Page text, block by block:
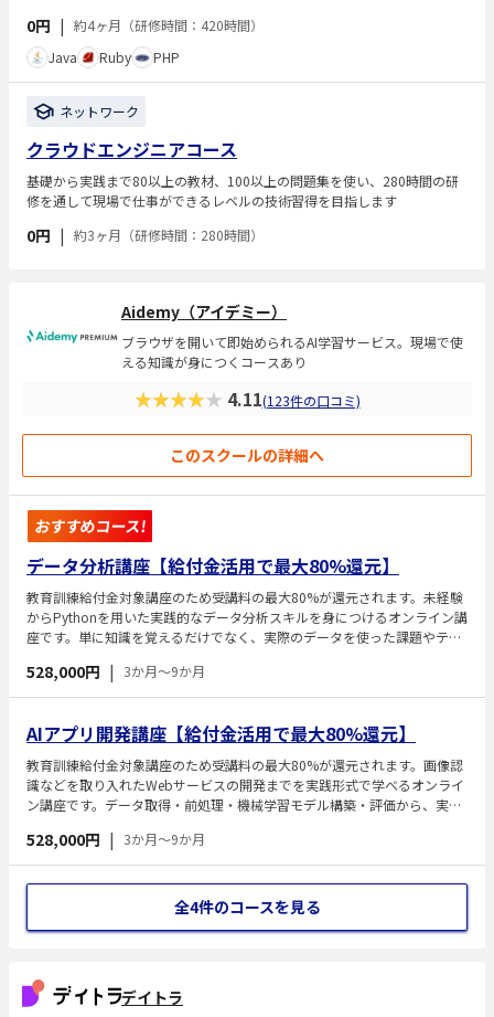
0円 | 約4ヶ月（研修時間：420時間）
Java
Ruby PHP
ネットワーク
クラウドエンジニアコース
基礎から実践まで80以上の教材、100以上の問題集を使い、280時間の研
修を通して現場で仕事ができるレベルの技術習得を目指します
0円 | 約3ヶ月（研修時間：280時間）
Aidemy（アイデミー）
ブラウザを開いて即始められるAI学習サービス。現場で使
える知識が身につくコースあり
★★★★★ 4.11(123件の口コミ)
このスクールの詳細へ
おすすめコース!
データ分析講座【給付金活用で最大80%還元】
教育訓練給付金対象講座のため受講料の最大80%が還元されます。未経験
からPythonを用いた実践的なデータ分析スキルを身につけるオンライン講
座です。単に知識を覚えるだけでなく、実際のデータを使った課題やテー
めます。プロの技術カウンセラーが伴走し、分析の成果物としてポートフ
ォリオも作成できるため、転職活動や実務活用にも役立つ力を習得できま
528,000円 | 3か月～9か月
AIアプリ開発講座【給付金活用で最大80%還元】
教育訓練給付金対象講座のため受講料の最大80%が還元されます。画像認
識などを取り入れたWebサービスの開発までを実践形式で学べるオンライ
ン講座です。データ取得・前処理・機械学習モデル構築・評価から、実際
月・6ヶ月・9ヶ月の受講プランが用意されており、学習成果物をポートフ
ォリオとして活用できます。
528,000円 | 3か月～9か月
全4件のコースを見る
デイトラ